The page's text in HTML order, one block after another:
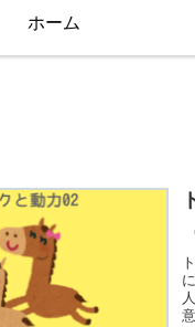
ホーム